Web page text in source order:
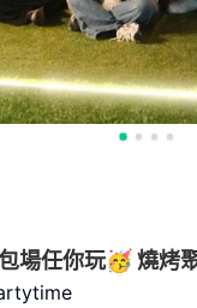
場任你玩🥳 燒烤